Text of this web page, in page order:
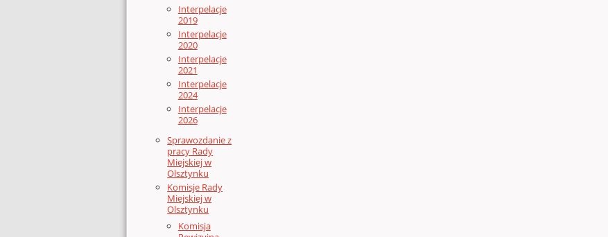
Interpelacje
2019
Interpelacje
2020
Interpelacje
2021
Interpelacje
2024
Interpelacje
2026
Sprawozdanie z
pracy Rady
Miejskiej w
Olsztynku
Komisje Rady
Miejskiej w
Olsztynku
Komisja